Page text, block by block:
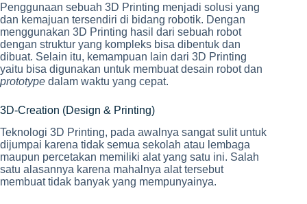
Penggunaan sebuah 3D Printing menjadi solusi yang
dan kemajuan tersendiri di bidang robotik. Dengan
menggunakan 3D Printing hasil dari sebuah robot
dengan struktur yang kompleks bisa dibentuk dan
dibuat. Selain itu, kemampuan lain dari 3D Printing
yaitu bisa digunakan untuk membuat desain robot dan
prototype dalam waktu yang cepat.
3D-Creation (Design & Printing)
Teknologi 3D Printing, pada awalnya sangat sulit untuk
dijumpai karena tidak semua sekolah atau lembaga
maupun percetakan memiliki alat yang satu ini. Salah
satu alasannya karena mahalnya alat tersebut
membuat tidak banyak yang mempunyainya.